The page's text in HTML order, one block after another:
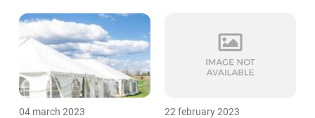
04 march 2023 22 february 2023